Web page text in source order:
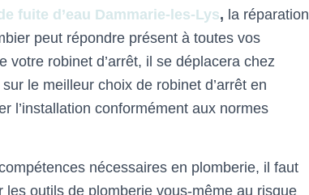
fuite d’eau Dammarie-les-Lys, la réparation
peut répondre présent à toutes vos
robinet d’arrêt, il se déplacera chez
le meilleur choix de robinet d’arrêt en
l’installation conformément aux normes
nécessaires en plomberie, il faut
outils de plomberie vous-même au risque